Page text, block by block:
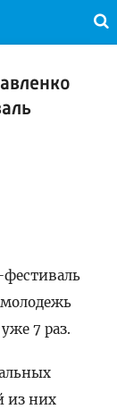
7 раз.
из них